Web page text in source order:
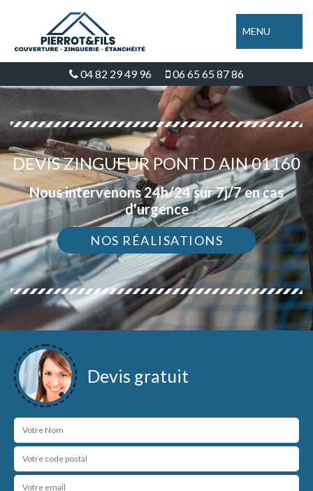
MENU
04 82 29 49 96 06 65 65 87 86
DEVIS ZINGUEUR PONT D AIN 01160
Nous intervenons 24h/24 sur 7j/7 en cas
d'urgence
NOS RÉALISATIONS
Devis gratuit